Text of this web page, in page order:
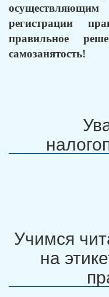
регистрации
правильное
самозанятость!
Учимся
на